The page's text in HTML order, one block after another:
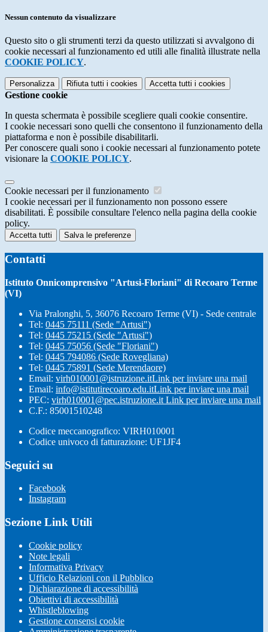
Nessun contenuto da visualizzare
Questo sito o gli strumenti terzi da questo utilizzati si avvalgono di
cookie necessari al funzionamento ed utili alle finalità illustrate nella
COOKIE POLICY.
Personalizza Rifiuta tutti i cookies Accetta tutti i cookies
Gestione cookie
In questa schermata è possibile scegliere quali cookie consentire.
I cookie necessari sono quelli che consentono il funzionamento della
piattaforma e non è possibile disabilitarli.
Per conoscere quali sono i cookie necessari al funzionamento potete
visionare la COOKIE POLICY.
Cookie necessari per il funzionamento
I cookie necessari per il funzionamento non possono essere
disabilitati. È possibile consultare l'elenco nella pagina della cookie
policy.
Accetta tutti Salva le preferenze
Contatti
Istituto Onnicomprensivo "Artusi-Floriani" di Recoaro Terme
(VI)
Via Pralonghi, 5, 36076 Recoaro Terme (VI) - Sede centrale
Tel: 0445 75111 (Sede "Artusi")
Tel: 0445 75215 (Sede "Artusi")
Tel: 0445 75056 (Sede "Floriani")
Tel: 0445 794086 (Sede Rovegliana)
Tel: 0445 75891 (Sede Merendaore)
Email: virh010001@istruzione.itLink per inviare una mail
Email: info@istitutirecoaro.edu.itLink per inviare una mail
PEC: virh010001@pec.istruzione.it Link per inviare una mail
C.F.: 85001510248
Codice meccanografico: VIRH010001
Codice univoco di fatturazione: UF1JF4
Seguici su
Facebook
Instagram
Sezione Link Utili
Cookie policy
Note legali
Informativa Privacy
Ufficio Relazioni con il Pubblico
Dichiarazione di accessibilità
Obiettivi di accessibilità
Whistleblowing
Gestione consensi cookie